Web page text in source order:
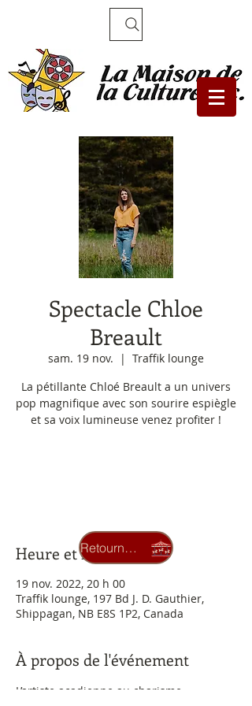
Spectacle Chloe
Breault
sam. 19 nov.
  |
Traffik lounge
La pétillante Chloé Breault a un univers
pop magnifique avec son sourire espiègle
et sa voix lumineuse venez profiter !
Heure et lieu
19 nov. 2022, 20 h 00
Traffik lounge, 197 Bd J. D. Gauthier,
Shippagan, NB E8S 1P2, Canada
À propos de l'événement
L’artiste acadienne au charisme
Retourner au carrousel